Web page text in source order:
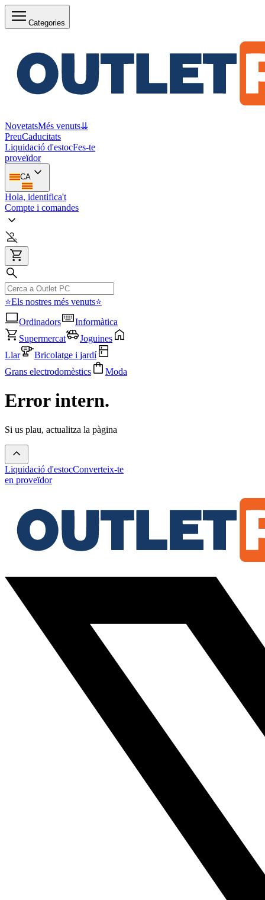
Categories
NovetatsMés venuts⇊
PreuCaducitats
Liquidació d'estocFes-te
proveïdor
CA
Hola, identifica't
Compte i comandes
⭐Els nostres més venuts⭐
Ordinadors
Informàtica
Supermercat
Joguines
Llar
Bricolatge i jardí
Grans electrodomèstics
Moda
Error intern.
Si us plau, actualitza la pàgina
Liquidació d'estocConverteix-te
en proveïdor